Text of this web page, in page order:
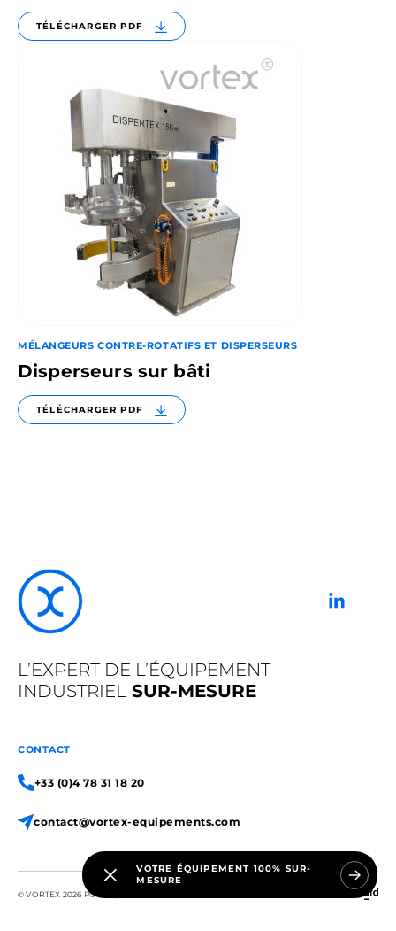
TÉLÉCHARGER PDF
MÉLANGEURS CONTRE-ROTATIFS ET DISPERSEURS
Disperseurs sur bâti
TÉLÉCHARGER PDF
VOTRE ÉQUIPEMENT 100% SUR-
MESURE
L’EXPERT DE L’ÉQUIPEMENT
INDUSTRIEL SUR-MESURE
CONTACT
+33 (0)4 78 31 18 20
contact@vortex-equipements.com
© VORTEX 2026 POLITIQUE DE CONFIDENTIALITÉ